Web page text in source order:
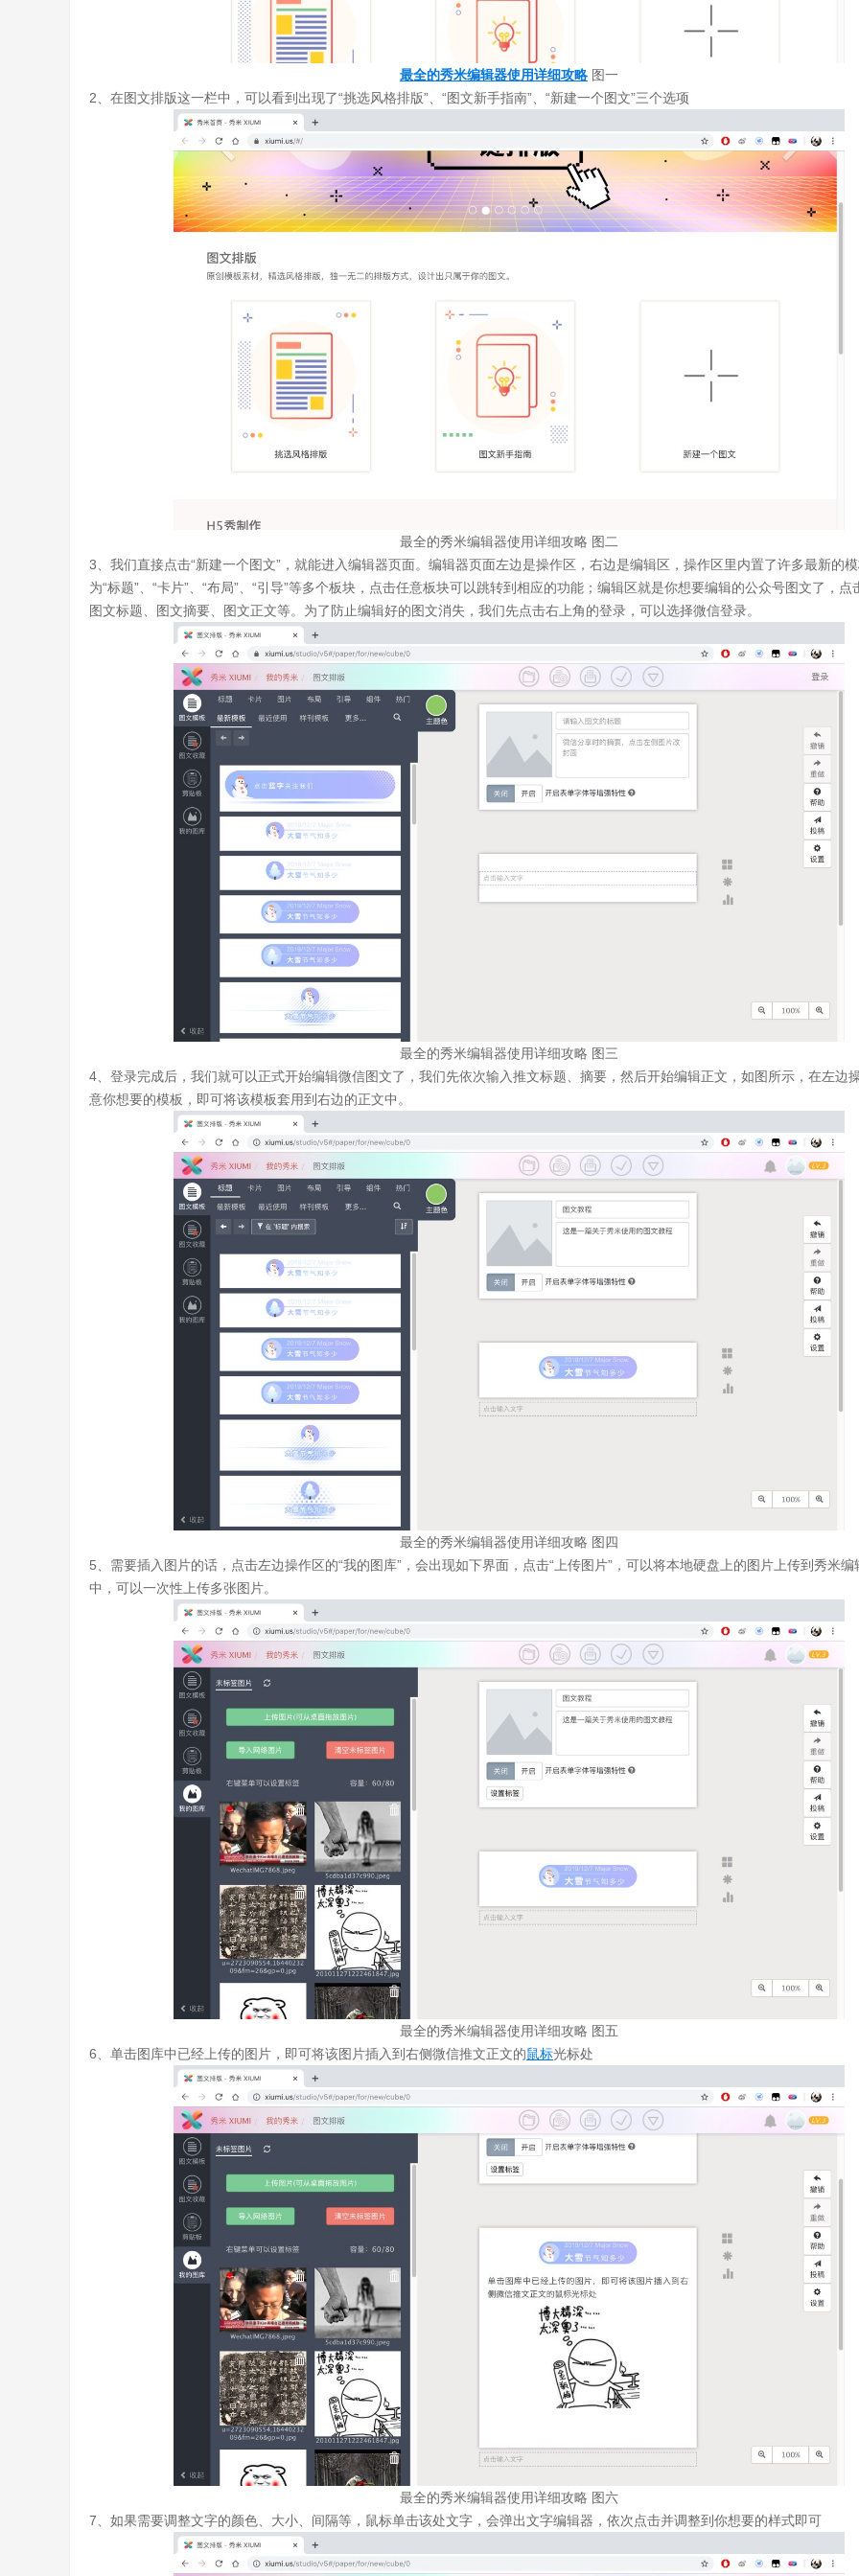
最全的秀米编辑器使用详细攻略 图一
2、在图文排版这一栏中，可以看到出现了“挑选风格排版”、“图文新手指南”、“新建一个图文”三个选项
最全的秀米编辑器使用详细攻略 图二
3、我们直接点击“新建一个图文”，就能进入编辑器页面。编辑器页面左边是操作区，右边是编辑区，操作区里内置了许多最新的
为“标题”、“卡片”、“布局”、“引导”等多个板块，点击任意板块可以跳转到相应的功能；编辑区就是你想要编辑的公众号图文了，点
图文标题、图文摘要、图文正文等。为了防止编辑好的图文消失，我们先点击右上角的登录，可以选择微信登录。
最全的秀米编辑器使用详细攻略 图三
4、登录完成后，我们就可以正式开始编辑微信图文了，我们先依次输入推文标题、摘要，然后开始编辑正文，如图所示，在左边
意你想要的模板，即可将该模板套用到右边的正文中。
最全的秀米编辑器使用详细攻略 图四
5、需要插入图片的话，点击左边操作区的“我的图库”，会出现如下界面，点击“上传图片”，可以将本地硬盘上的图片上传到秀米编
中，可以一次性上传多张图片。
最全的秀米编辑器使用详细攻略 图五
6、单击图库中已经上传的图片，即可将该图片插入到右侧微信推文正文的鼠标光标处
最全的秀米编辑器使用详细攻略 图六
7、如果需要调整文字的颜色、大小、间隔等，鼠标单击该处文字，会弹出文字编辑器，依次点击并调整到你想要的样式即可